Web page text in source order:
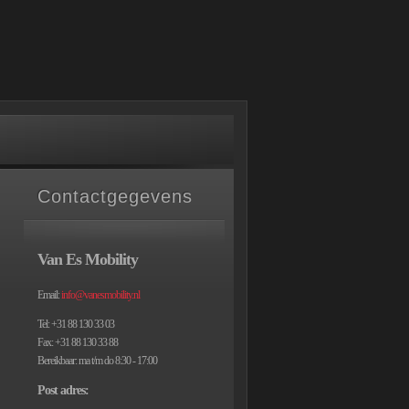
Contactgegevens
Van Es Mobility
Email:info@vanesmobility.nl
Tel: +31 88 130 33 03
Fax: +31 88 130 33 88
Bereikbaar: ma t/m do 8:30 - 17:00
Post adres: